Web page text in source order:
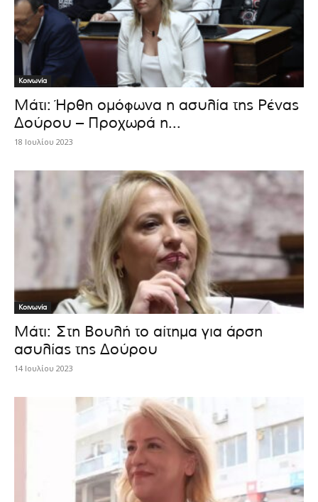
Κοινωνία
Μάτι: Ήρθη ομόφωνα η ασυλία της Ρένας
Δούρου – Προχωρά η...
18 Ιουλίου 2023
Κοινωνία
Μάτι: Στη Βουλή το αίτημα για άρση
ασυλίας της Δούρου
14 Ιουλίου 2023